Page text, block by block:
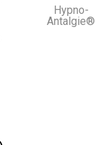
Hypno-
Antalgie®